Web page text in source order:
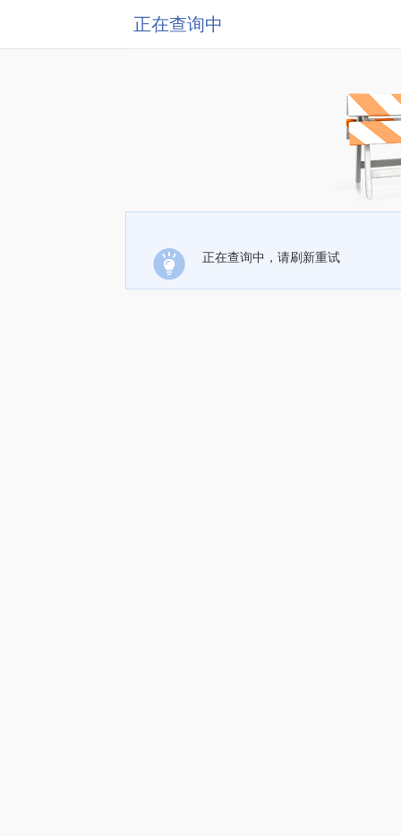
正在查询中
正在查询中，请刷新重试